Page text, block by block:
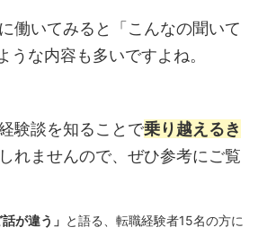
働いてみると「こんなの聞いて
な内容も多いですよね。
験談を知ることで乗り越えるき
れませんので、ぜひ参考にご覧
が違う」 と語る、転職経験者15名の方に